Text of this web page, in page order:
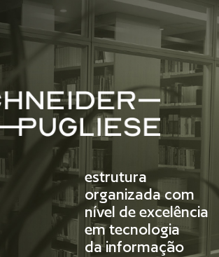
de ferramentas
estrutura
organizada com
nível de excelência
em tecnologia
da informação